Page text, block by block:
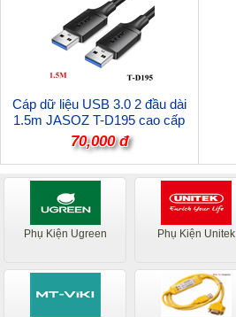
Cáp dữ liệu USB 3.0 2 đầu dài
1.5m JASOZ T-D195 cao cấp
70,000 đ
Phụ Kiện Ugreen Phụ Kiện Unitek